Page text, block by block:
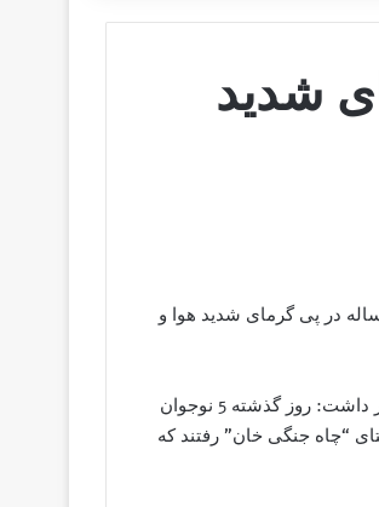
شدید
رضا ناصح در گفت‌وگو با خبرنگار تسنیم در ایرانشهر از جان باختن 2 نوجوان 13 ساله در پی گرمای شدید هوا و
مدیر مرکز فوریت‌های پزشکی دانشکده علوم پزشکی ایرانشهر در تشریح این خبر اظهار داشت: روز گذشته 5 نوجوان
“چاه جنگی خان” رفتند که